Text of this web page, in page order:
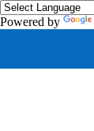
Powered by